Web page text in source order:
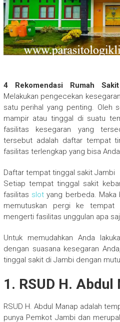
4 Rekomendasi Rumah
Melakukan pengecekan
satu perihal yang penting. Oleh
mampir atau tinggal di suatu
fasilitas kesegaran yang
tersebut adalah daftar tempat
fasilitas terlengkap yang bisa
Daftar tempat tinggal sakit Jambi
Setiap tempat tinggal sakit
fasilitas slot yang berbeda.
memutuskan pergi ke tempat
mengerti fasilitas unggulan apa
Untuk memudahkan Anda
dengan suasana kesegaran
tinggal sakit di Jambi dengan
1. RSUD H. Abdul
RSUD H. Abdul Manap adalah
punya Pemkot Jambi dan